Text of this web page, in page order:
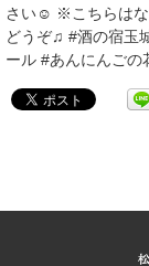
さい☺︎ ※こちらはな
どうぞ♫ #酒の宿玉
ール #あんにんごの